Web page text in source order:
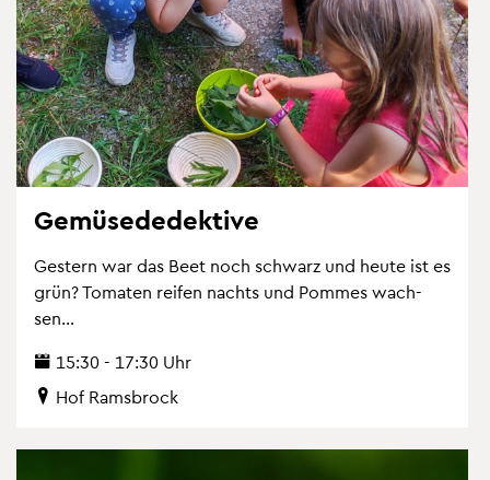
Ge­mü­se­de­dek­ti­ve
Ges­tern war das Beet noch schwarz und heute ist es
grün? To­ma­ten rei­fen nachts und Pom­mes wach­
sen...
15:30 - 17:30 Uhr
Hof Rams­b­rock